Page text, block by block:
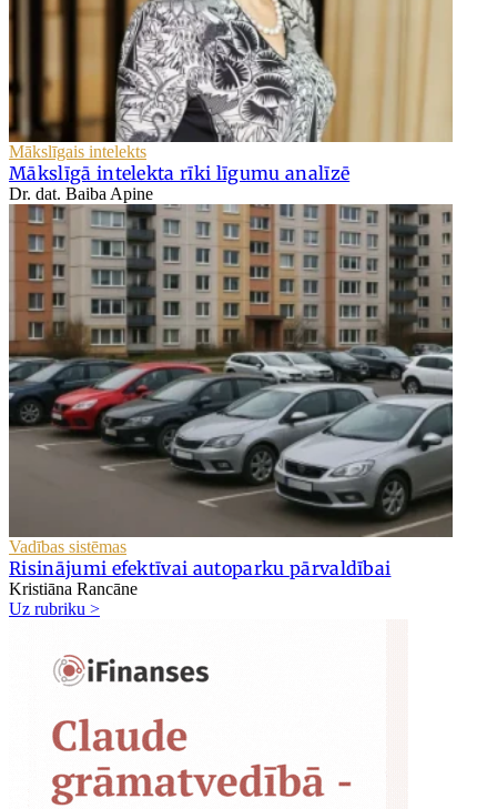
Mākslīgais intelekts
Mākslīgā intelekta rīki līgumu analīzē
Dr. dat. Baiba Apine
Vadības sistēmas
Risinājumi efektīvai autoparku pārvaldībai
Kristiāna Rancāne
Uz rubriku >